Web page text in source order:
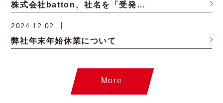
株式会社batton、社名を「受発注バスターズ株式会社」へ変更および本社移転のお知らせ
2024.12.02
弊社年末年始休業について
More